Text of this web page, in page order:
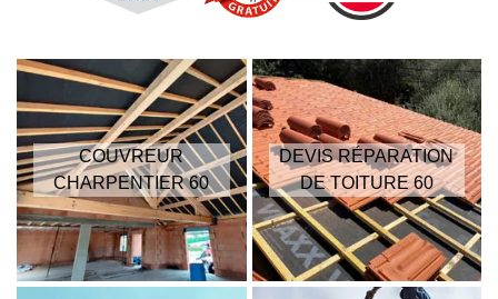
COUVREUR
CHARPENTIER 60
DEVIS RÉPARATION
DE TOITURE 60